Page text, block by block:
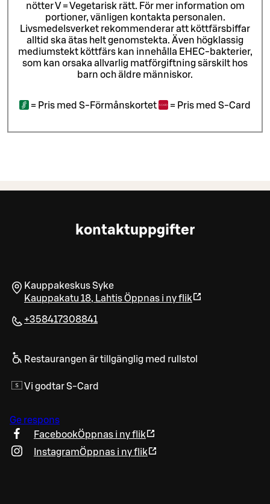
nötter V = Vegetarisk rätt. För mer information om
portioner, vänligen kontakta personalen.
Livsmedelsverket rekommenderar att köttfärsbiffar
alltid ska ätas helt genomstekta. Även högklassig
mediumstekt köttfärs kan innehålla EHEC-bakterier,
som kan orsaka allvarlig matförgiftning särskilt hos
barn och äldre människor.
= Pris med S-Förmånskortet = Pris med S-Card
kontaktuppgifter
Kauppakeskus Syke
Kauppakatu 18, LahtisÖppnas i ny flik
+358417308841
Restaurangen är tillgänglig med rullstol
Vi godtar S-Card
Ge respons
FacebookÖppnas i ny flik
InstagramÖppnas i ny flik